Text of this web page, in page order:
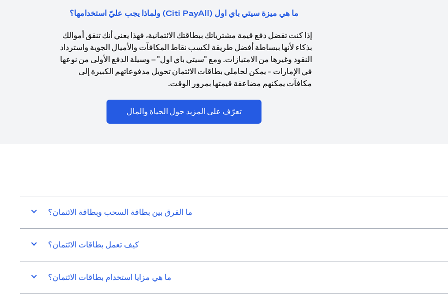
ما هي ميزة سيتي باي اول (Citi PayAll) ولماذا يجب عليّ استخدامها؟
إذا كنت تفضل دفع قيمة مشترياتك ببطاقتك الائتمانية، فهذا يعني أنك تنفق أموالك
بذكاء لأنها ببساطة أفضل طريقة لكسب نقاط المكافآت والأميال الجوية واسترداد
النقود وغيرها من الامتيازات. ومع "سيتي باي اول" – وسيلة الدفع الأولى من نوعها
في الإمارات - يمكن لحاملي بطاقات الائتمان تحويل مدفوعاتهم الكبيرة إلى
مكافآت يمكنهم مضاعفة قيمتها بمرور الوقت.
تعرّف على المزيد حول الحياة والمال
ما الفرق بين بطاقة السحب وبطاقة الائتمان؟
كيف تعمل بطاقات الائتمان؟
ما هي مزايا استخدام بطاقات الائتمان؟